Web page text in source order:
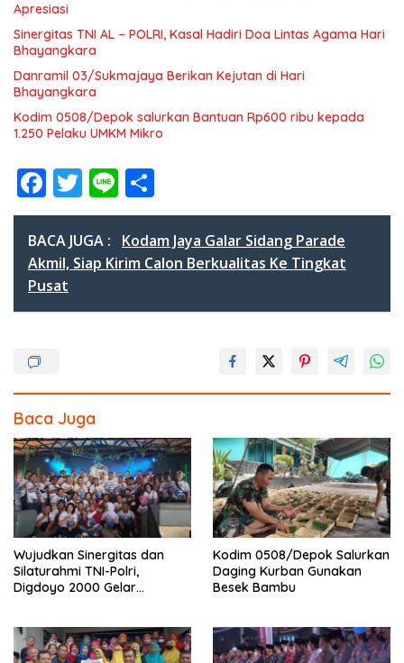
Apresiasi
Sinergitas TNI AL – POLRI, Kasal Hadiri Doa Lintas Agama Hari
Bhayangkara
Danramil 03/Sukmajaya Berikan Kejutan di Hari
Bhayangkara
Kodim 0508/Depok salurkan Bantuan Rp600 ribu kepada
1.250 Pelaku UMKM Mikro
F
ac
e
b
o
T
w
itt
er
Li
n
e
h
ar
e
BACA JUGA :
Kodam Jaya Galar Sidang Parade
Akmil, Siap Kirim Calon Berkualitas Ke Tingkat
Pusat
Baca Juga
Wujudkan Sinergitas dan
Silaturahmi TNI-Polri,
Digdoyo 2000 Gelar
Kodim 0508/Depok Salurkan
Daging Kurban Gunakan
Besek Bambu